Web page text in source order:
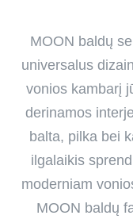
MOON baldų
universalus
vonios kambarį
derinamos
balta, pilka bei
ilgalaikis
moderniam
MOON baldų